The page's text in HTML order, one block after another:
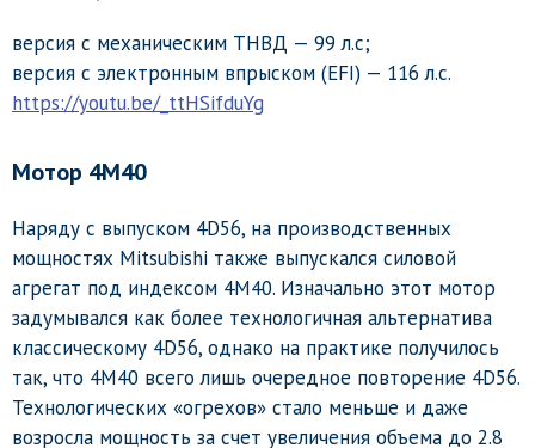
версия с механическим ТНВД — 99 л.с;
версия с электронным впрыском (EFI) — 116 л.с.
https://youtu.be/_ttHSifduYg
Мотор 4М40
Наряду с выпуском 4D56, на производственных
мощностях Mitsubishi также выпускался силовой
агрегат под индексом 4M40. Изначально этот мотор
задумывался как более технологичная альтернатива
классическому 4D56, однако на практике получилось
так, что 4М40 всего лишь очередное повторение 4D56.
Технологических «огрехов» стало меньше и даже
возросла мощность за счет увеличения объема до 2.8